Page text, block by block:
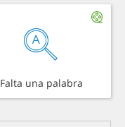
Falta una palabra